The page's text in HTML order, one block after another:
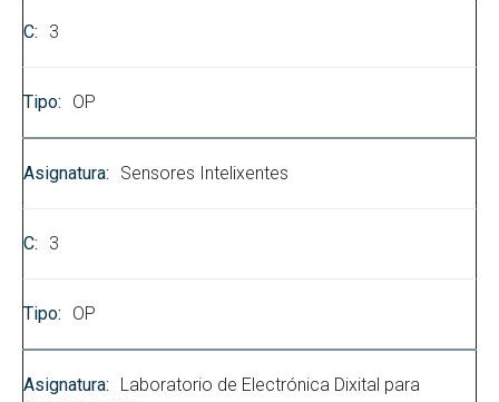
3
OP
Sensores Intelixentes
3
OP
Laboratorio de Electrónica Dixital para